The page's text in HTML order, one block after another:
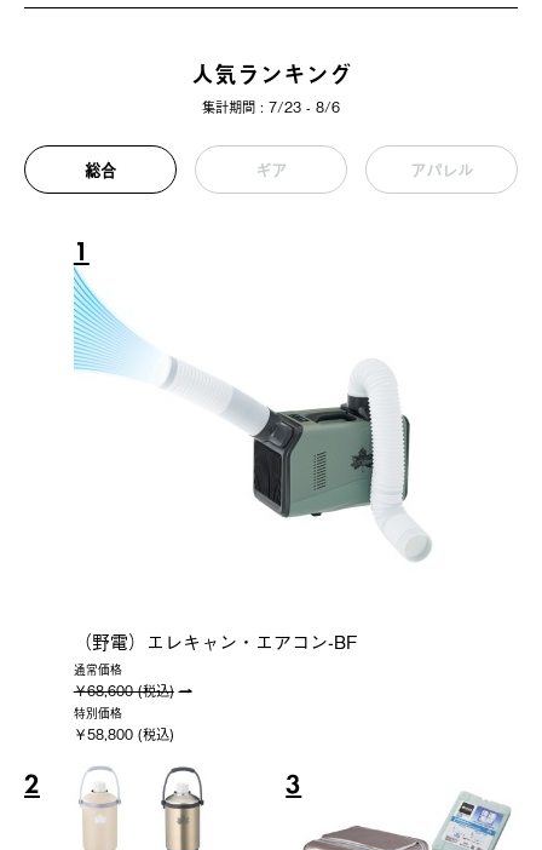
人気ランキング
集計期間 : 7/23 - 8/6
総合 ギア アパレル
1
（野電）エレキャン・エアコン-BF
通常価格
￥68,600 (税込)
特別価格
￥58,800 (税込)
2 3